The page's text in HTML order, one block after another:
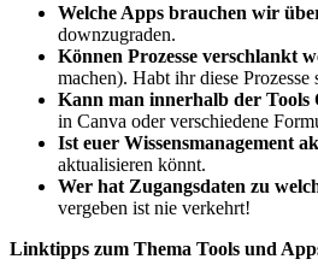
Welche Apps brauchen wir
downzugraden.
Können Prozesse verschlankt
machen). Habt ihr diese
Kann man innerhalb der Tools
in Canva oder verschiedene
Ist euer Wissensmanagement
aktualisieren könnt.
Wer hat Zugangsdaten zu
vergeben ist nie verkehrt!
Linktipps zum Thema Tools und